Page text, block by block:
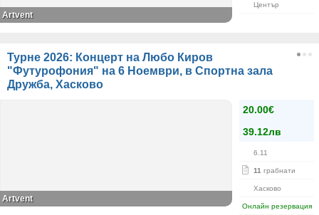
Център
Artvent
Турне 2026: Концерт на Любо Киров
"Футурофония" на 6 Ноември, в Спортна зала
Дружба, Хасково
20.00€
39.12лв
6.11
11 грабнати
Хасково
Онлайн резервация
Artvent